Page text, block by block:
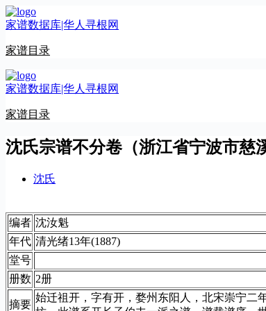
跳
至
容
家谱数据库|华人寻根网
家谱目录
家谱数据库|华人寻根网
家谱目录
沈氏宗谱不分卷（浙江省宁波市慈
沈氏
编者 沈汝魁
年代 清光绪13年(1887)
堂号
册数 2册
摘要
始迁祖开，字有开，婺州东阳人，北宋崇宁二